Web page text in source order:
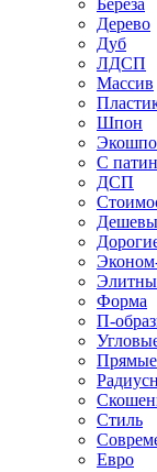
Береза
Дерево
Дуб
ЛДСП
Массив
Шпон
С
ДСП
Форма
П-
Прямые
Стиль
Евро